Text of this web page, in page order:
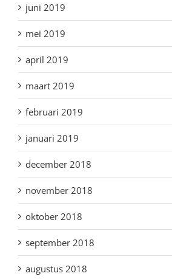
juni 2019
mei 2019
april 2019
maart 2019
februari 2019
januari 2019
december 2018
november 2018
oktober 2018
september 2018
augustus 2018